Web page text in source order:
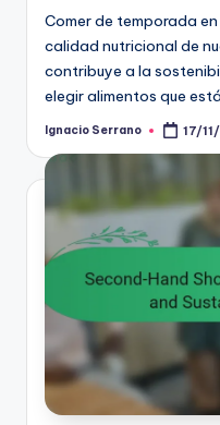
Comer de temporada
calidad nutricional de
contribuye a la
elegir alimentos que
Posted
Ignacio Serrano 17/